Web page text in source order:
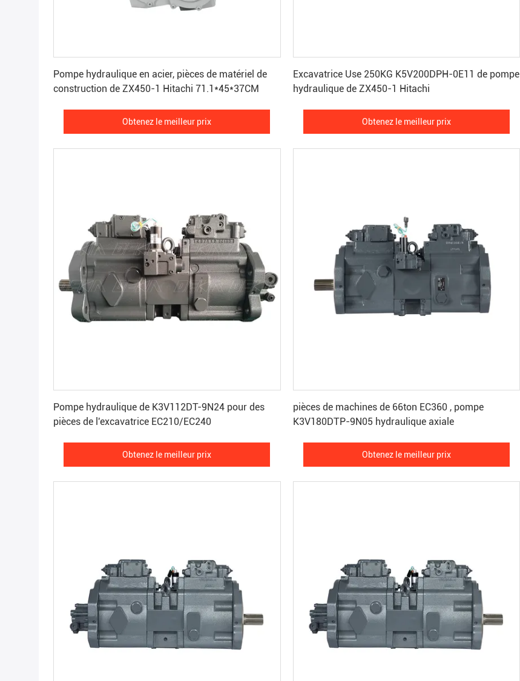
Pompe hydraulique en acier, pièces de matériel de
construction de ZX450-1 Hitachi 71.1*45*37CM
Obtenez le meilleur prix
Excavatrice Use 250KG K5V200DPH-0E11 de pompe
hydraulique de ZX450-1 Hitachi
Obtenez le meilleur prix
Pompe hydraulique de K3V112DT-9N24 pour des
pièces de l'excavatrice EC210/EC240
Obtenez le meilleur prix
pièces de machines de 66ton EC360 , pompe
K3V180DTP-9N05 hydraulique axiale
Obtenez le meilleur prix